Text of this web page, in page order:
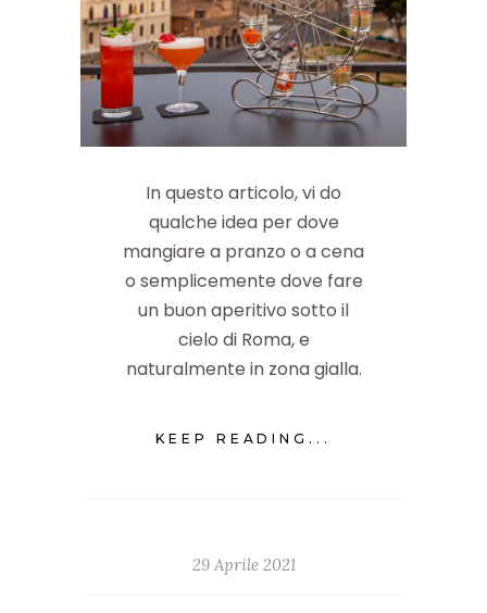
In questo articolo, vi do
qualche idea per dove
mangiare a pranzo o a cena
o semplicemente dove fare
un buon aperitivo sotto il
cielo di Roma, e
naturalmente in zona gialla.
KEEP READING...
29 Aprile 2021